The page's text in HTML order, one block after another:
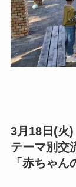
3月18日(
テーマ別交
「赤ちゃん